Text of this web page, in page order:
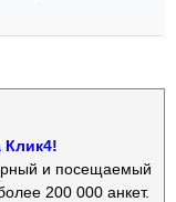
Клик4!
и посещаемый
200 000 анкет.